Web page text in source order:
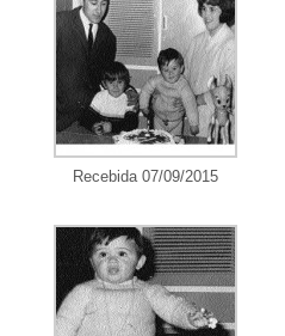
Recebida 07/09/2015